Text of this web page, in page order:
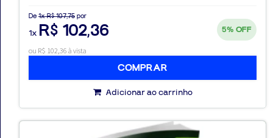
De 1x R$ 107,75 por
1x R$ 102,36 5% OFF
ou R$ 102,36 à vista
COMPRAR
Adicionar ao carrinho